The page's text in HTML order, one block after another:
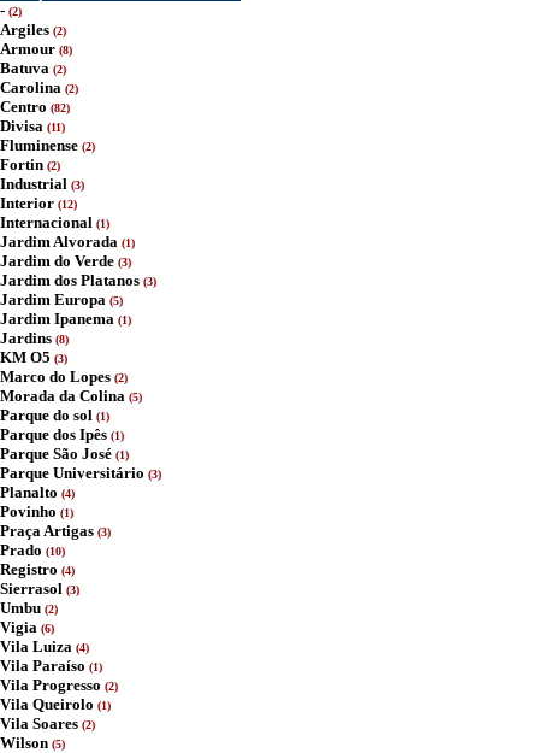
- (2)
Argiles (2)
Armour (8)
Batuva (2)
Carolina (2)
Centro (82)
Divisa (11)
Fluminense (2)
Fortin (2)
Industrial (3)
Interior (12)
Internacional (1)
Jardim Alvorada (1)
Jardim do Verde (3)
Jardim dos Platanos (3)
Jardim Europa (5)
Jardim Ipanema (1)
Jardins (8)
KM O5 (3)
Marco do Lopes (2)
Morada da Colina (5)
Parque do sol (1)
Parque dos Ipês (1)
Parque São José (1)
Parque Universitário (3)
Planalto (4)
Povinho (1)
Praça Artigas (3)
Prado (10)
Registro (4)
Sierrasol (3)
Umbu (2)
Vigia (6)
Vila Luiza (4)
Vila Paraíso (1)
Vila Progresso (2)
Vila Queirolo (1)
Vila Soares (2)
Wilson (5)